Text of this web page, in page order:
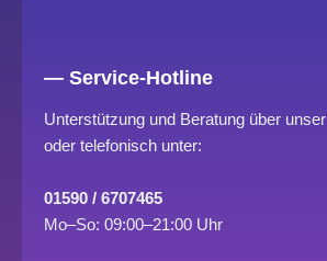
— Service-Hotline
Unterstützung und Beratung über unser
oder telefonisch unter:
01590 / 6707465
Mo–So: 09:00–21:00 Uhr